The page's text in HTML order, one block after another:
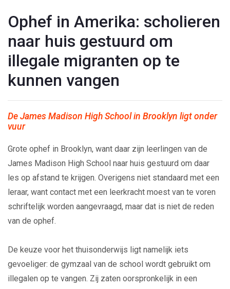
Ophef in Amerika: scholieren
naar huis gestuurd om
illegale migranten op te
kunnen vangen
De James Madison High School in Brooklyn ligt onder
vuur
Grote ophef in Brooklyn, want daar zijn leerlingen van de
James Madison High School naar huis gestuurd om daar
les op afstand te krijgen. Overigens niet standaard met een
leraar, want contact met een leerkracht moest van te voren
schriftelijk worden aangevraagd, maar dat is niet de reden
van de ophef.
De keuze voor het thuisonderwijs ligt namelijk iets
gevoeliger: de gymzaal van de school wordt gebruikt om
illegalen op te vangen. Zij zaten oorspronkelijk in een